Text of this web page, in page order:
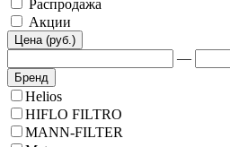
Распродажа
Акции
Цена (руб.)
—
Бренд
Helios
HIFLO FILTRO
MANN-FILTER